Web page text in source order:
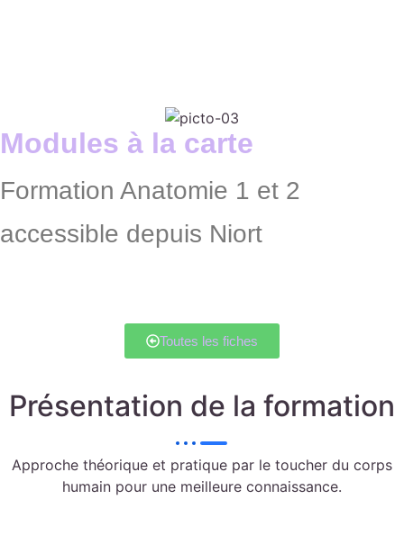
Modules à la carte
Formation Anatomie 1 et 2
accessible depuis Niort
Toutes les fiches
Présentation de la formation
Approche théorique et pratique par le toucher du corps
humain pour une meilleure connaissance.